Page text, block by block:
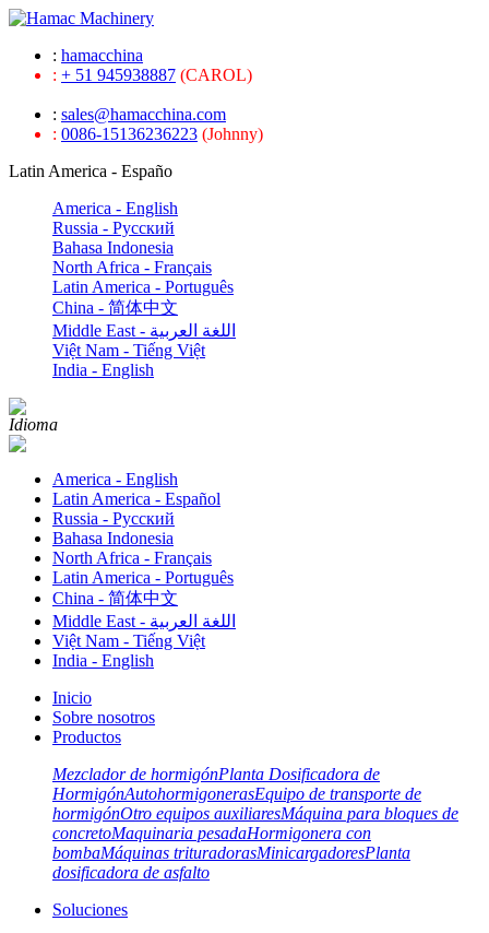
: hamacchina
: + 51 945938887 (CAROL)
: sales@hamacchina.com
: 0086-15136236223 (Johnny)
Latin America - Españo
America - English
Russia - Pусский
Bahasa Indonesia
North Africa - Français
Latin America - Português
China - 简体中文
Middle East - اللغة العربية
Việt Nam - Tiếng Việt
India - English
Idioma
America - English
Latin America - Español
Russia - Pусский
Bahasa Indonesia
North Africa - Français
Latin America - Português
China - 简体中文
Middle East - اللغة العربية
Việt Nam - Tiếng Việt
India - English
Inicio
Sobre nosotros
Productos
Mezclador de hormigónPlanta Dosificadora de
HormigónAutohormigonerasEquipo de transporte de
hormigónOtro equipos auxiliaresMáquina para bloques de
concretoMaquinaria pesadaHormigonera con
bombaMáquinas trituradorasMinicargadoresPlanta
dosificadora de asfalto
Soluciones